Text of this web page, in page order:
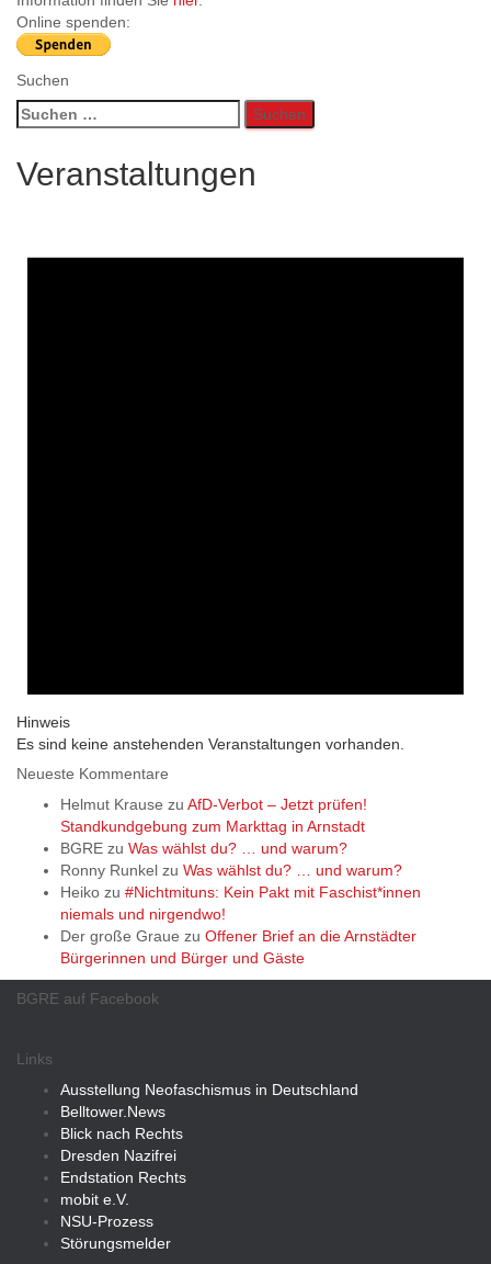
Online spenden:
Suchen
Suchen
nach:
Veranstaltungen
Hinweis
Es sind keine anstehenden Veranstaltungen vorhanden.
Neueste Kommentare
Helmut Krause zu AfD-Verbot – Jetzt prüfen!
Standkundgebung zum Markttag in Arnstadt
BGRE zu Was wählst du? … und warum?
Ronny Runkel zu Was wählst du? … und warum?
Heiko zu #Nichtmituns: Kein Pakt mit Faschist*innen
niemals und nirgendwo!
Der große Graue zu Offener Brief an die Arnstädter
Bürgerinnen und Bürger und Gäste
BGRE auf Facebook
Links
Ausstellung Neofaschismus in Deutschland
Belltower.News
Blick nach Rechts
Dresden Nazifrei
Endstation Rechts
mobit e.V.
NSU-Prozess
Störungsmelder